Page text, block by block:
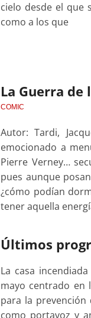
cielo desde el que
como a los que
La Guerra de
COMIC
Autor: Tardi,
emocionado a
Pierre Verney…
pues aunque
¿cómo podían
tener aquella
Últimos
La casa
mayo centrado en
para la prevención
como portavoz y